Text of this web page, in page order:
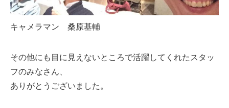
キャメラマン 桑原基輔
その他にも目に見えないところで活躍してくれたスタッ
フのみなさん、
ありがとうございました。